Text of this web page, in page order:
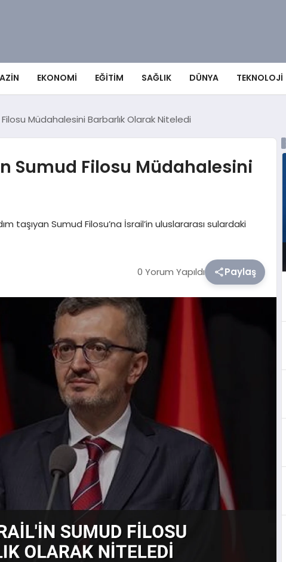
EKONOMI EĞITIM SAĞLIK DÜNYA TEKNOLOJI
Müdahalesini Barbarlık Olarak Niteledi
Sumud Filosu Müdahalesini
taşıyan Sumud Filosu’na İsrail’in uluslararası sulardaki
0 Yorum Yapıldı Paylaş